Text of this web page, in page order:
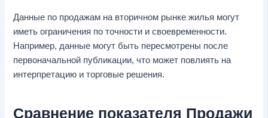
Данные по продажам на вторичном рынке жилья могут
иметь ограничения по точности и своевременности.
Например, данные могут быть пересмотрены после
первоначальной публикации, что может повлиять на
интерпретацию и торговые решения.
Сравнение показателя Продажи